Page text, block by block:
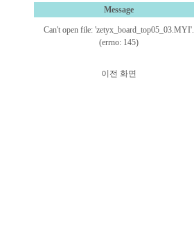
Message
Can't open file: 'zetyx_board_top05_03.MYI'.
(errno: 145)
이전 화면